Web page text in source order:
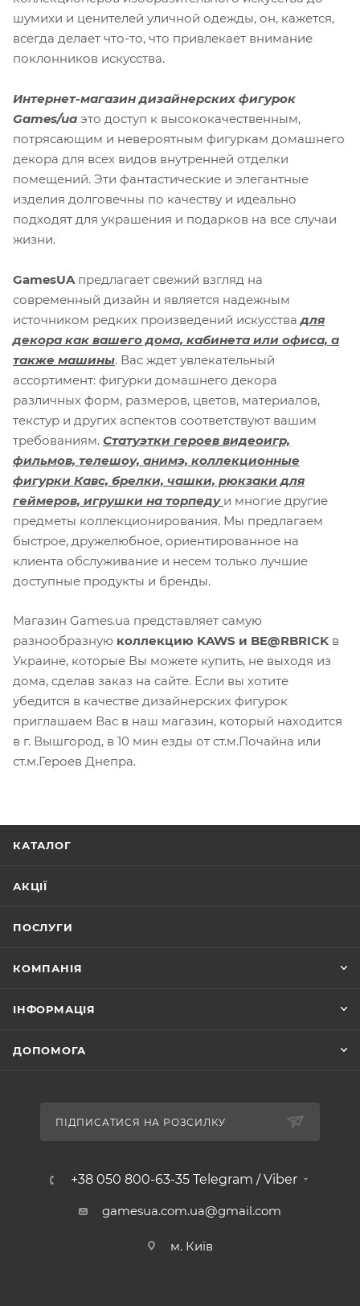
шумихи и ценителей уличной одежды, он, кажется,
всегда делает что-то, что привлекает внимание
поклонников искусства.
Интернет-магазин дизайнерских фигурок
Games/ua это доступ к высококачественным,
потрясающим и невероятным фигуркам домашнего
декора для всех видов внутренней отделки
помещений. Эти фантастические и элегантные
изделия долговечны по качеству и идеально
подходят для украшения и подарков на все случаи
жизни.
GamesUA предлагает свежий взгляд на
современный дизайн и является надежным
источником редких произведений искусствадля
декора как вашего дома, кабинета или офиса, а
также машины. Вас ждет увлекательный
ассортимент: фигурки домашнего декора
различных форм, размеров, цветов, материалов,
текстур и других аспектов соответствуют вашим
требованиям. Статуэтки героев видеоигр,
фильмов, телешоу, анимэ, коллекционные
фигурки Кавс, брелки, чашки, рюкзаки для
геймеров, игрушки на торпеду и многие другие
предметы коллекционирования. Мы предлагаем
быстрое, дружелюбное, ориентированное на
клиента обслуживание и несем только лучшие
доступные продукты и бренды.
Магазин Games.ua представляет самую
разнообразную коллекцию KAWS и BE@RBRICK в
Украине, которые Вы можете купить, не выходя из
дома, сделав заказ на сайте. Если вы хотите
убедится в качестве дизайнерских фигурок
приглашаем Вас в наш магазин, который находится
в г. Вышгород, в 10 мин езды от ст.м.Почайна или
ст.м.Героев Днепра.
КАТАЛОГ
АКЦІЇ
ПОСЛУГИ
КОМПАНІЯ
ІНФОРМАЦІЯ
ДОПОМОГА
ПІДПИСАТИСЯ НА РОЗСИЛКУ
+38 050 800-63-35 Telegram / Viber
gamesua.com.ua@gmail.com
м. Київ